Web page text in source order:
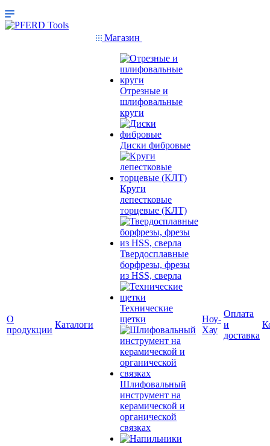
О
продукции
Каталоги
Магазин
Отрезные и
шлифовальные
круги
Диски фибровые
Круги
лепестковые
торцевые (КЛТ)
Твердосплавные
борфрезы, фрезы
из HSS, сверла
Технические
щетки
Шлифовальный
инструмент на
керамической и
органической
связках
Ноу-
Хау
Оплата
и
доставка